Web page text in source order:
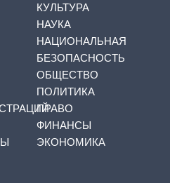
КУЛЬТУРА
НАУКА
НАЦИОНАЛЬНАЯ
БЕЗОПАСНОСТЬ
ОБЩЕСТВО
ПОЛИТИКА
ПРАВО
ФИНАНСЫ
ЭКОНОМИКА